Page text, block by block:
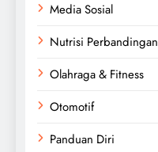
Media Sosial
Nutrisi Perbandingan
Olahraga & Fitness
Otomotif
Panduan Diri